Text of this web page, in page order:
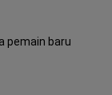
pemain baru